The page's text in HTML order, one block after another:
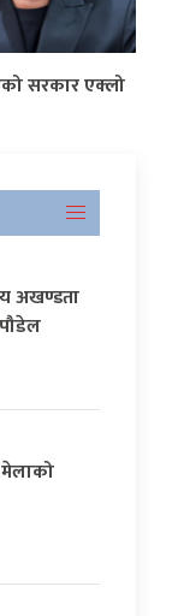
सरकार एक्लो
अखण्डता